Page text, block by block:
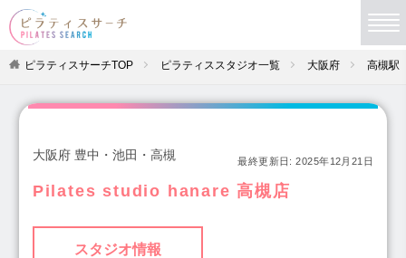
ピラティスサーチTOP ピラティススタジオ一覧 大阪府 高槻駅
大阪府 豊中・池田・高槻 最終更新日:2025年12月21日
Pilates studio hanare 高槻店
スタジオ情報